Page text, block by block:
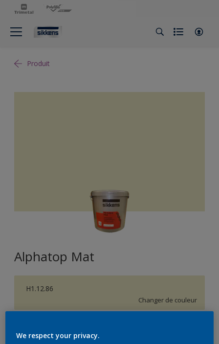
Produit
Alphatop Mat
H1.12.86
Changer de couleur
We respect your privacy.